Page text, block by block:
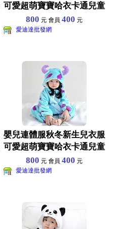
可愛超萌寶寶哈衣卡通兒童
睡衣爬服 尺寸70-1
800 元 會員400 元
愛迪達批發網
嬰兒連體服秋冬新生兒衣服
可愛超萌寶寶哈衣卡通兒童
睡衣爬服 尺寸70-1
800 元 會員400 元
愛迪達批發網